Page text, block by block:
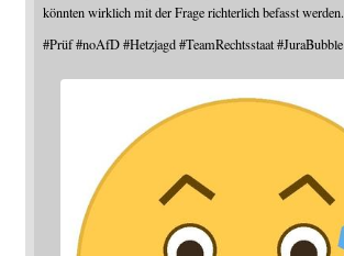
könnten wirklich mit der Frage richterlich befasst werden.
#Prüf #noAfD #Hetzjagd #TeamRechtsstaat #JuraBubble